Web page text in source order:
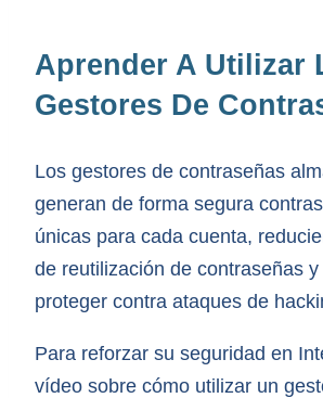
Aprender A Utilizar
Gestores De
Los gestores de contraseñas
generan de forma segura
únicas para cada cuenta,
de reutilización de contraseñas
proteger contra ataques de
Para reforzar su seguridad en
vídeo sobre cómo utilizar un